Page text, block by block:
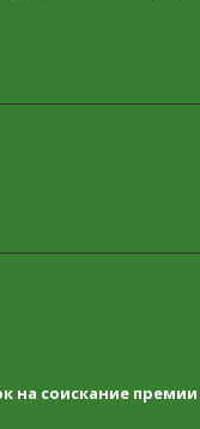
на соискание